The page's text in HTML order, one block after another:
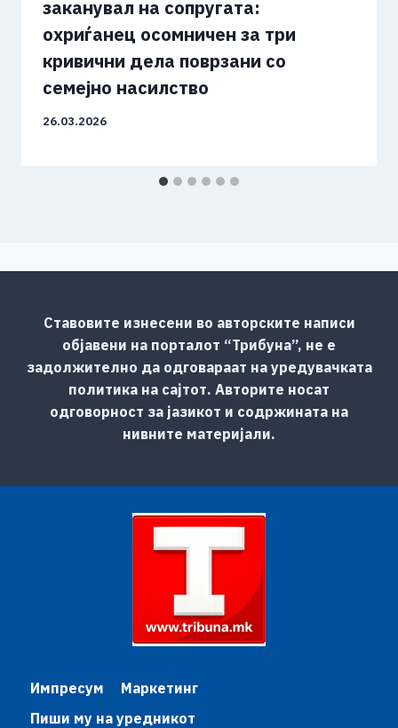
заканувал на сопругата:
охриѓанец осомничен за три
кривични дела поврзани со
семејно насилство
26.03.2026
Ставовите изнесени во авторските написи
објавени на порталот “Трибуна”, не е
задолжително да одговараат на уредувачката
политика на сајтот. Авторите носат
одговорност за јазикот и содржината на
нивните материјали.
Импресум
Маркетинг
Пиши му на уредникот